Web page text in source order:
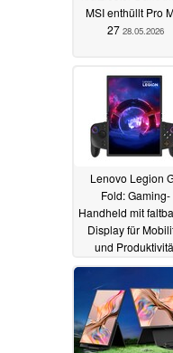
MSI enthüllt Pro
2728.05.2026
Lenovo Legion
Fold: Gaming-
Handheld mit
Display für
und
02.03.2026